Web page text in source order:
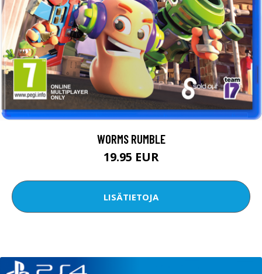
WORMS RUMBLE
19.95 EUR
LISÄTIETOJA